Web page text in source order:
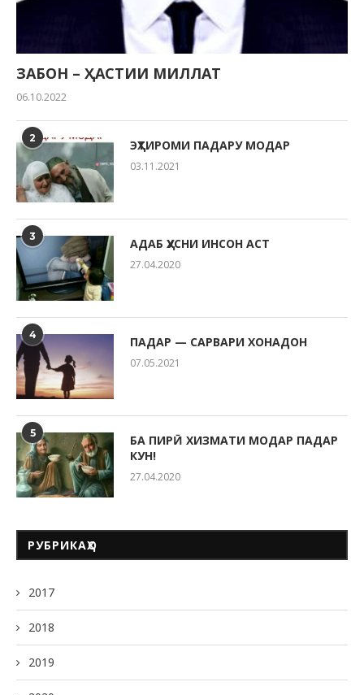
ЗАБОН – ҲАСТИИ МИЛЛАТ
06.10.2022
2 ЭҲТИРОМИ ПАДАРУ МОДАР
03.11.2021
3 АДАБ ҲУСНИ ИНСОН АСТ
27.04.2020
4 ПАДАР — САРВАРИ ХОНАДОН
07.05.2021
5
БА ПИРӢ ХИЗМАТИ МОДАР ПАДАР
КУН!
27.04.2020
РУБРИКАҲО
2017
2018
2019